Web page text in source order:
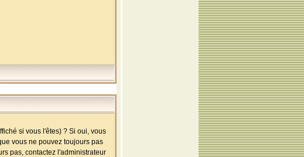
si vous l'êtes) ? Si oui, vous
vous ne pouvez toujours pas
pas, contactez l'administrateur